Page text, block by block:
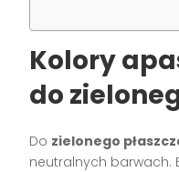
Kolory
do
Do zielonego
neutralnych barwach.